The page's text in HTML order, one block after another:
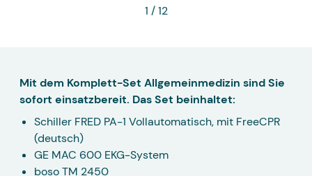
1 / 12
Mit dem Komplett-Set Allgemeinmedizin sind Sie
sofort einsatzbereit. Das Set beinhaltet:
Schiller FRED PA-1 Vollautomatisch, mit FreeCPR
(deutsch)
GE MAC 600 EKG-System
boso TM 2450